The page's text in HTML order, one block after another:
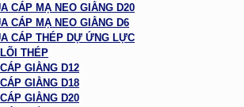
CÁP MẠ NEO GIẰNG D20
CÁP MẠ NEO GIẰNG D6
CÁP THÉP DỰ ỨNG LỰC
THÉP
GIẰNG D12
GIẰNG D18
GIẰNG D20